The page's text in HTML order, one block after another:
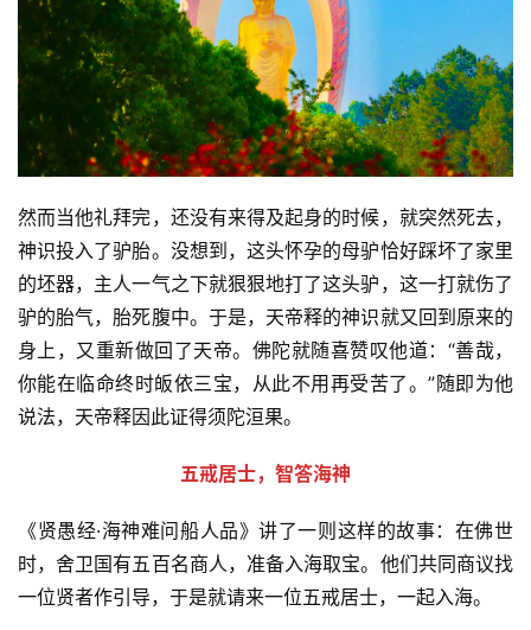
然而当他礼拜完，还没有来得及起身的时候，就突然死去，
神识投入了驴胎。没想到，这头怀孕的母驴恰好踩坏了家里
的坯器，主人一气之下就狠狠地打了这头驴，这一打就伤了
驴的胎气，胎死腹中。于是，天帝释的神识就又回到原来的
身上，又重新做回了天帝。佛陀就随喜赞叹他道：“善哉，
你能在临命终时皈依三宝，从此不用再受苦了。”随即为他
说法，天帝释因此证得须陀洹果。
五戒居士，智答海神
《贤愚经·海神难问船人品》讲了一则这样的故事：在佛世
时，舍卫国有五百名商人，准备入海取宝。他们共同商议找
一位贤者作引导，于是就请来一位五戒居士，一起入海。